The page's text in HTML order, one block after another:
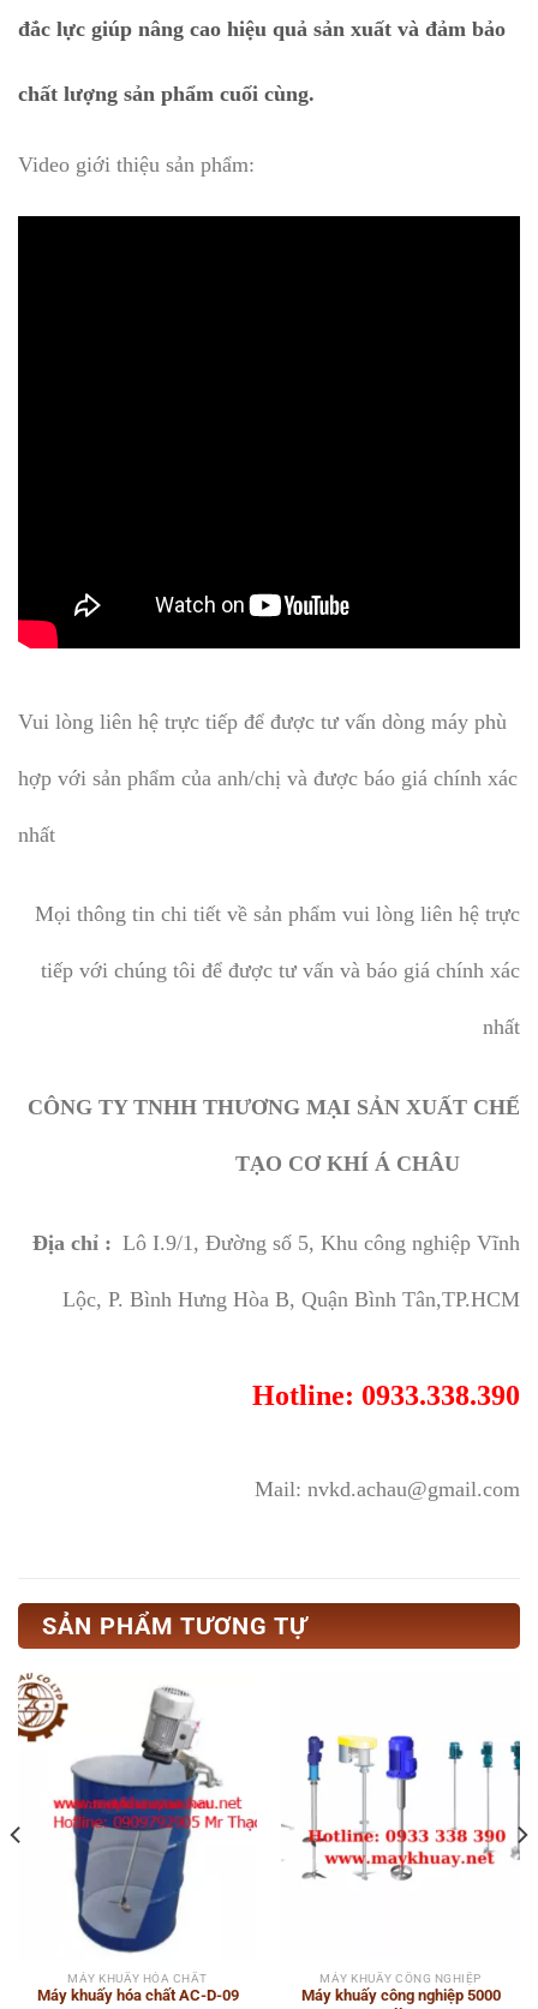
đắc lực giúp nâng cao hiệu quả sản xuất và đảm bảo
chất lượng sản phẩm cuối cùng.
Video giới thiệu sản phẩm:
Vui lòng liên hệ trực tiếp để được tư vấn dòng máy phù
hợp với sản phẩm của anh/chị và được báo giá chính xác
nhất
Mọi thông tin chi tiết về sản phẩm vui lòng liên hệ trực
tiếp với chúng tôi để được tư vấn và báo giá chính xác
nhất
CÔNG TY TNHH THƯƠNG MẠI SẢN XUẤT CHẾ
TẠO CƠ KHÍ Á CHÂU
Địa chỉ : Lô I.9/1, Đường số 5, Khu công nghiệp Vĩnh
Lộc, P. Bình Hưng Hòa B, Quận Bình Tân,TP.HCM
Hotline: 0933.338.390
Mail: nvkd.achau@gmail.com
SẢN PHẨM TƯƠNG TỰ
MÁY KHUẤY HÓA CHẤT
Máy khuấy hóa chất AC-D-09
MÁY KHUẤY CÔNG NGHIỆP
Máy khuấy công nghiệp 5000